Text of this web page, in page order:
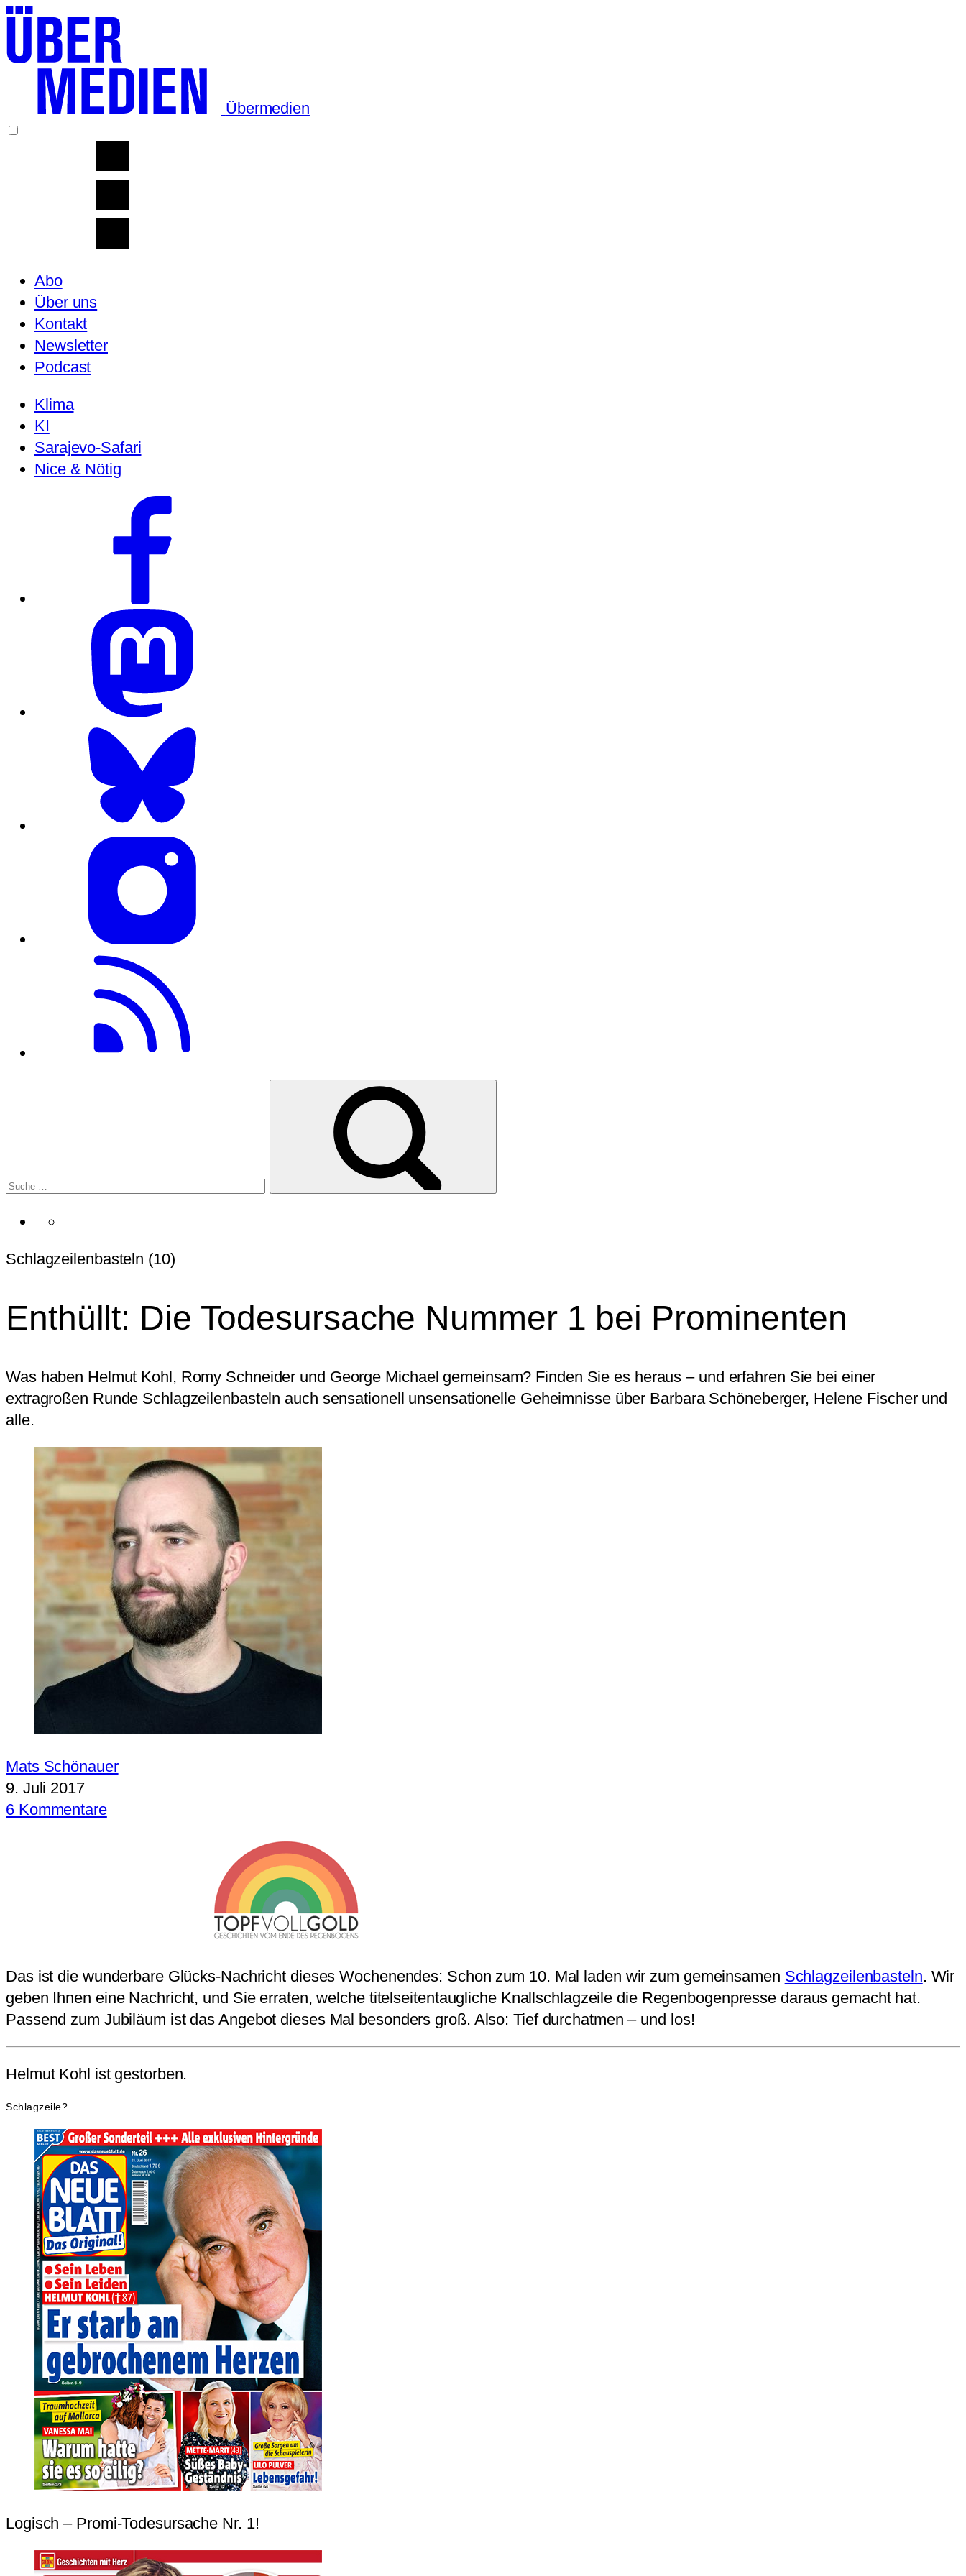
Übermedien
Abo
Über uns
Kontakt
Newsletter
Podcast
Klima
KI
Sarajevo-Safari
Nice & Nötig
Schlagzeilenbasteln (10)
Enthüllt: Die Todesursache Nummer 1 bei Prominenten
Was haben Helmut Kohl, Romy Schneider und George Michael gemeinsam? Finden Sie es heraus – und erfahren Sie bei einer
extragroßen Runde Schlagzeilenbasteln auch sensationell unsensationelle Geheimnisse über Barbara Schöneberger, Helene Fischer und
alle.
Mats Schönauer
9. Juli 2017
6 Kommentare
Das ist die wunderbare Glücks-Nachricht dieses Wochenendes: Schon zum 10. Mal laden wir zum gemeinsamen Schlagzeilenbasteln. Wir
geben Ihnen eine Nachricht, und Sie erraten, welche titelseitentaugliche Knallschlagzeile die Regenbogenpresse daraus gemacht hat.
Passend zum Jubiläum ist das Angebot dieses Mal besonders groß. Also: Tief durchatmen – und los!
Helmut Kohl ist gestorben.
Schlagzeile?
Logisch – Promi-Todesursache Nr. 1!